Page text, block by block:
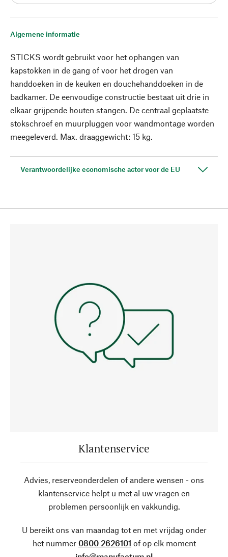
Algemene informatie
STICKS wordt gebruikt voor het ophangen van
kapstokken in de gang of voor het drogen van
handdoeken in de keuken en douchehanddoeken in de
badkamer. De eenvoudige constructie bestaat uit drie in
elkaar grijpende houten stangen. De centraal geplaatste
stokschroef en muurpluggen voor wandmontage worden
meegeleverd. Max. draaggewicht: 15 kg.
Verantwoordelijke economische actor voor de EU
Klantenservice
Advies, reserveonderdelen of andere wensen - ons
klantenservice helpt u met al uw vragen en
problemen persoonlijk en vakkundig.
U bereikt ons van maandag tot en met vrijdag onder
het nummer 0800 2626101 of op elk moment